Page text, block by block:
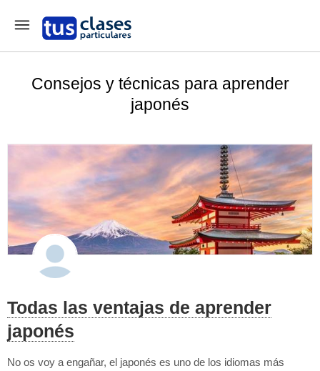
Consejos y técnicas para aprender
japonés
Todas las ventajas de aprender
japonés
No os voy a engañar, el japonés es uno de los idiomas más